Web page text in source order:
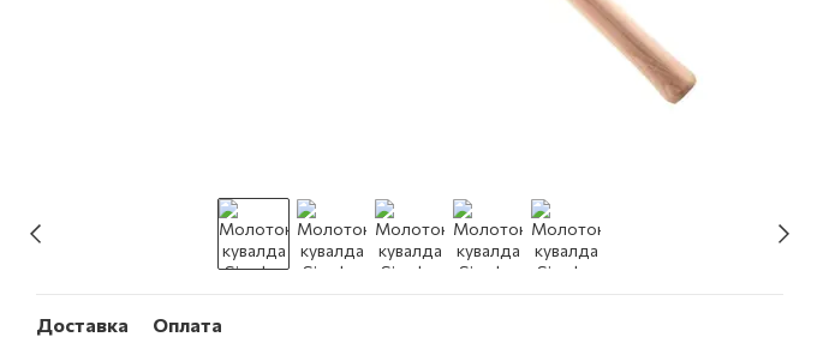
Доставка Оплата